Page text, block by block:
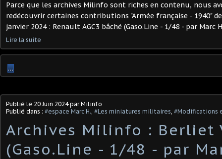
Parce que les archives Milinfo sont riches en contenu, nous
redécouvrir certaines contributions "Armée française - 1940"
janvier 2024 : Renault AGC3 bâché (Gaso.Line - 1/48 - par Marc
Lire la suite
…
Publié le 20 Juin 2024par Milinfo
Publié dans : #espace Marc H., #Les miniatures militaires, #Modifications
Archives Milinfo : Berliet
(Gaso.Line - 1/48 - par